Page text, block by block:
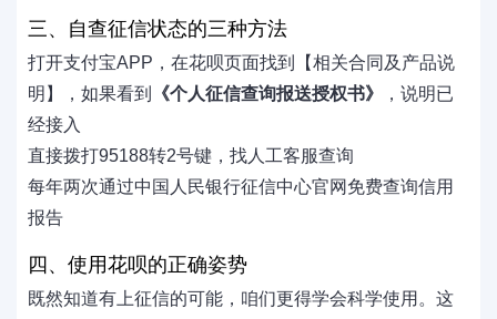
三、自查征信状态的三种方法
打开支付宝APP，在花呗页面找到【相关合同及产品说
明】，如果看到
《个人征信查询报送授权书》
，说明已
经接入
直接拨打95188转2号键，找人工客服查询
每年两次通过中国人民银行征信中心官网免费查询信用
报告
四、使用花呗的正确姿势
既然知道有上征信的可能，咱们更得学会科学使用。这